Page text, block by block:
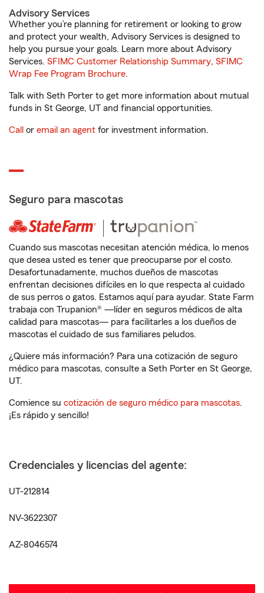
Advisory Services
Whether you’re planning for retirement or looking to grow
and protect your wealth, Advisory Services is designed to
help you pursue your goals. Learn more about Advisory
Services. SFIMC Customer Relationship Summary, SFIMC
Wrap Fee Program Brochure.
Talk with Seth Porter to get more information about mutual
funds in St George, UT and financial opportunities.
Call or email an agent for investment information.
Seguro para mascotas
Cuando sus mascotas necesitan atención médica, lo menos
que desea usted es tener que preocuparse por el costo.
Desafortunadamente, muchos dueños de mascotas
enfrentan decisiones difíciles en lo que respecta al cuidado
de sus perros o gatos. Estamos aquí para ayudar. State Farm
trabaja con Trupanion® —líder en seguros médicos de alta
calidad para mascotas— para facilitarles a los dueños de
mascotas el cuidado de sus familiares peludos.
¿Quiere más información? Para una cotización de seguro
médico para mascotas, consulte a Seth Porter en St George,
UT.
Comience su cotización de seguro médico para mascotas.
¡Es rápido y sencillo!
Credenciales y licencias del agente:
UT-212814
NV-3622307
AZ-8046574